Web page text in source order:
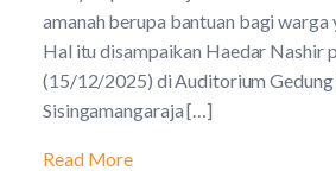
amanah berupa bantuan bagi warga
Hal itu disampaikan Haedar Nashir
(15/12/2025) di Auditorium
Sisingamangaraja […]
Read More